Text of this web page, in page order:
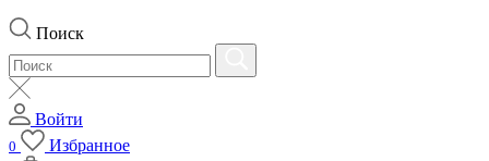
Поиск
Войти
0 Избранное